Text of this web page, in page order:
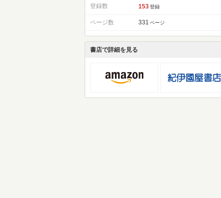
登録数 153 登録
ページ数 331 ページ
書店で詳細を見る